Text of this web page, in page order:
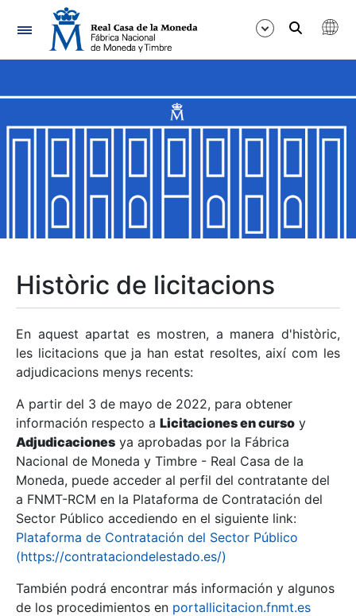
Navegació
Mostra/Amaga
Mostra/Amaga
Mostra/Amaga
Mostra/Amaga
Mostra/Amaga
Històric de licitacions
En aquest apartat es mostren, a manera d'històric,
les licitacions que ja han estat resoltes, així com les
adjudicacions menys recents:
A partir del 3 de mayo de 2022, para obtener
información respecto a Licitaciones en curso y
Adjudicaciones ya aprobadas por la Fábrica
Nacional de Moneda y Timbre - Real Casa de la
Moneda, puede acceder al perfil del contratante del
a FNMT-RCM en la Plataforma de Contratación del
Sector Público accediendo en el siguiente link:
Plataforma de Contratación del Sector Público
(https://contrataciondelestado.es/)
También podrá encontrar más información y algunos
de los procedimientos en portallicitacion.fnmt.es